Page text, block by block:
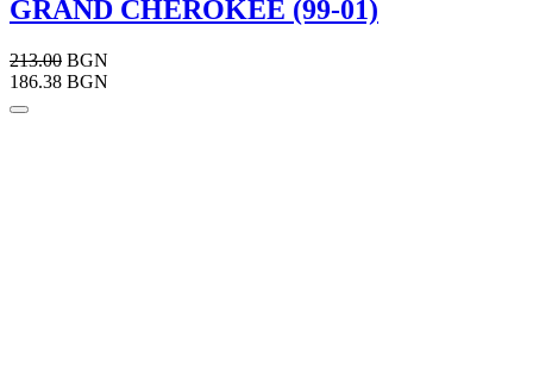
GRAND CHEROKEE (99-01)
213.00 BGN
186.38 BGN